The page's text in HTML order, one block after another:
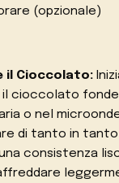
(opzionale)
il Cioccolato:
il cioccolato
o nel
di tanto in
consistenza